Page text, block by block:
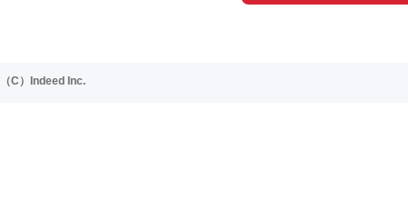
（C）Indeed Inc.